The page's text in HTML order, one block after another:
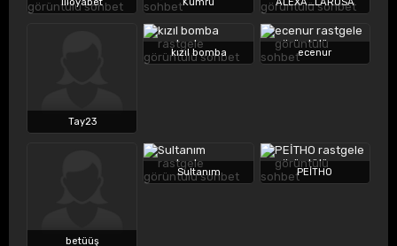
Tay23
kızıl bomba ecenur
betüüş
Sultanım PEİTHO